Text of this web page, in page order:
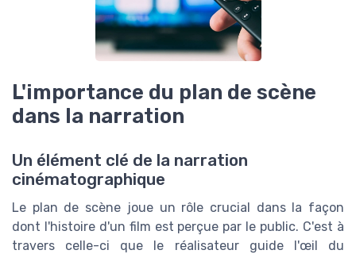
L'importance du plan de scène
dans la narration
Un élément clé de la narration
cinématographique
Le plan de scène joue un rôle crucial dans la façon
dont l'histoire d'un film est perçue par le public. C'est à
travers celle-ci que le réalisateur guide l'œil du